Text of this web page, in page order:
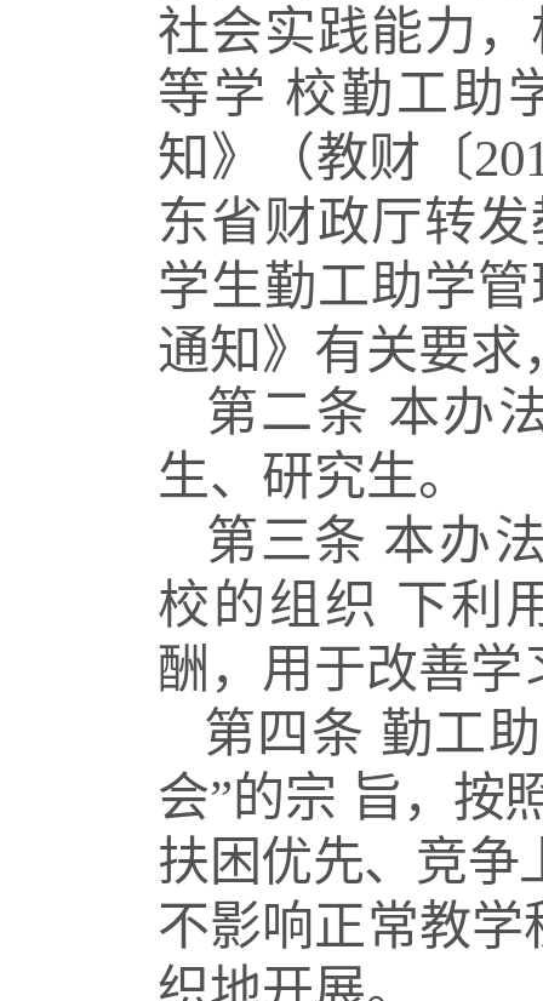
社会实践能力
等学 校勤工助
知》（教财〔
东省财政厅转
学生勤工助学
通知》有关要求
第二条 本办
生、研究生。
第三条 本办
校的组织 下利
酬，用于改善学
第四条 勤工
会”的宗 旨，按
扶困优先、竞争
不影响正常教